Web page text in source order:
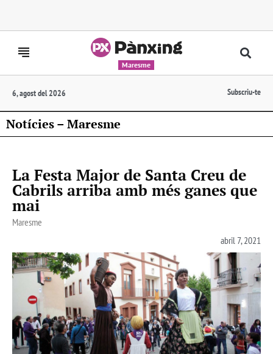
Maresme
6, agost del 2026 Subscriu-te
Notícies – Maresme
La Festa Major de Santa Creu de
Cabrils arriba amb més ganes que
mai
Maresme
abril 7, 2021